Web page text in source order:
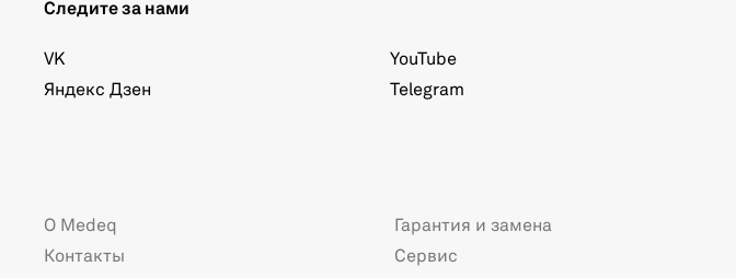
Следите за нами
VK
Яндекс Дзен
YouTube
Telegram
О Medeq
Контакты
Гарантия и замена
Сервис